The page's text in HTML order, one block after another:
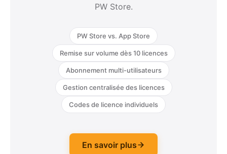
PW Store.
PW Store vs. App Store
Remise sur volume dès 10 licences
Abonnement multi-utilisateurs
Gestion centralisée des licences
Codes de licence individuels
En savoir plus